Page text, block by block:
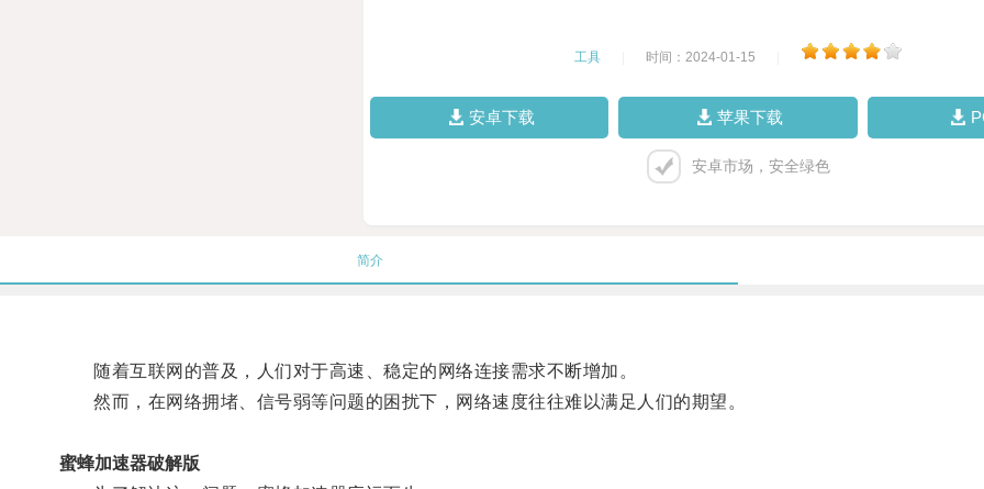
工具 时间：2024-01-15
安卓下载 苹果下载
安卓市场，安全绿色
简介
随着互联网的普及，人们对于高速、稳定的网络连接需求不断增加。
然而，在网络拥堵、信号弱等问题的困扰下，网络速度往往难以满足人们的期望。
蜜蜂加速器破解版